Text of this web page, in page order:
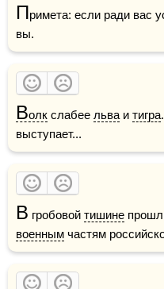
Примета: если ради вас
вы.
Волк слабее льва и тигра
выступает...
В гробовой тишине
военным частям